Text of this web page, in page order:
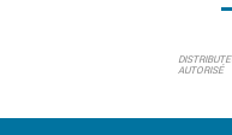
AUTORISÉ